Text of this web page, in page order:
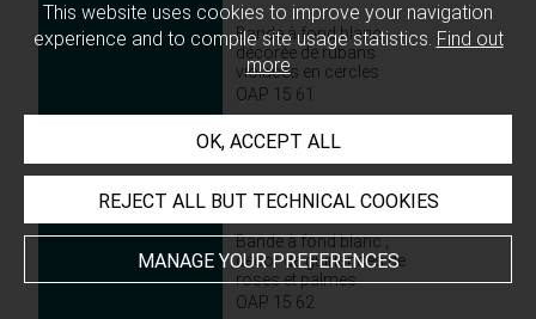
Bande à fond blanc
décorée de rubans
violacés en cercles
OAP 15 61
Bande à fond blanc ;
décor de guirlandes de
roses et palmes
OAP 15 62
This website uses cookies to improve your navigation
experience and to compile site usage statistics. Find out
more
OK, ACCEPT ALL
REJECT ALL BUT TECHNICAL COOKIES
MANAGE YOUR PREFERENCES